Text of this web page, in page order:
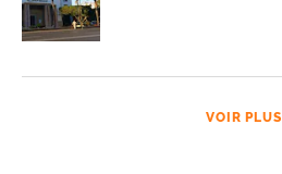
VOIR PLUS